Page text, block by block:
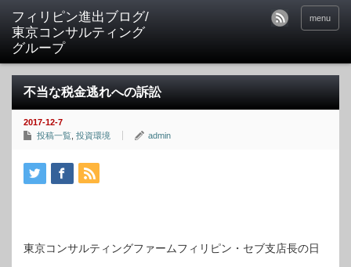
フィリピン進出ブログ/
東京コンサルティング
グループ
menu
不当な税金逃れへの訴訟
2017-12-7
投稿一覧 投資環境 admin
東京コンサルティングファームフィリピン・セブ支店長の日